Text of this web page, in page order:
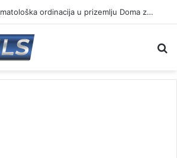
Ponovo radi stomatološka ordinacija u prizemlju Doma zdravlja u Vranju ( VIDEO)